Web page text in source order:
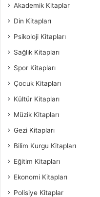
Akademik Kitaplar
Din Kitapları
Psikoloji Kitapları
Sağlık Kitapları
Spor Kitapları
Çocuk Kitapları
Kültür Kitapları
Müzik Kitapları
Gezi Kitapları
Bilim Kurgu Kitapları
Eğitim Kitapları
Ekonomi Kitapları
Polisiye Kitaplar